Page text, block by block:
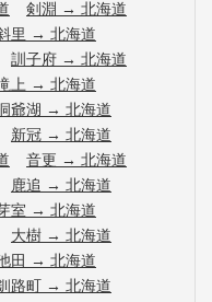
剣淵 → 北海道
里 → 北海道
訓子府 → 北海道
上 → 北海道
爺湖 → 北海道
新冠 → 北海道
音更 → 北海道
鹿追 → 北海道
室 → 北海道
大樹 → 北海道
田 → 北海道
路町 → 北海道